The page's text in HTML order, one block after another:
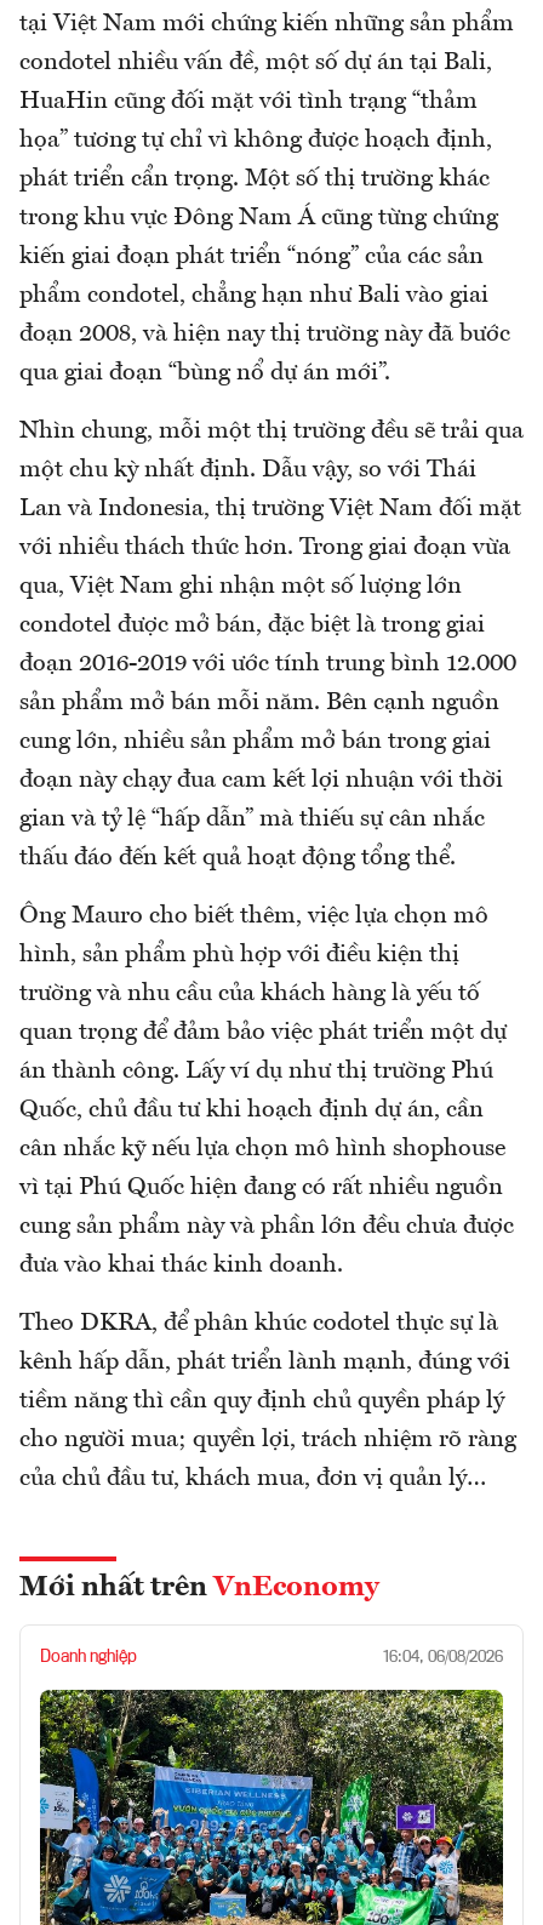
tại Việt Nam mới chứng kiến những sản phẩm
condotel nhiều vấn đề, một số dự án tại Bali,
HuaHin cũng đối mặt với tình trạng “thảm
họa” tương tự chỉ vì không được hoạch định,
phát triển cẩn trọng. Một số thị trường khác
trong khu vực Đông Nam Á cũng từng chứng
kiến giai đoạn phát triển “nóng” của các sản
phẩm condotel, chẳng hạn như Bali vào giai
đoạn 2008, và hiện nay thị trường này đã bước
qua giai đoạn “bùng nổ dự án mới”.
Nhìn chung, mỗi một thị trường đều sẽ trải qua
một chu kỳ nhất định. Dẫu vậy, so với Thái
Lan và Indonesia, thị trường Việt Nam đối mặt
với nhiều thách thức hơn. Trong giai đoạn vừa
qua, Việt Nam ghi nhận một số lượng lớn
condotel được mở bán, đặc biệt là trong giai
đoạn 2016-2019 với ước tính trung bình 12.000
sản phẩm mở bán mỗi năm. Bên cạnh nguồn
cung lớn, nhiều sản phẩm mở bán trong giai
đoạn này chạy đua cam kết lợi nhuận với thời
gian và tỷ lệ “hấp dẫn” mà thiếu sự cân nhắc
thấu đáo đến kết quả hoạt động tổng thể.
Ông Mauro cho biết thêm, việc lựa chọn mô
hình, sản phẩm phù hợp với điều kiện thị
trường và nhu cầu của khách hàng là yếu tố
quan trọng để đảm bảo việc phát triển một dự
án thành công. Lấy ví dụ như thị trường Phú
Quốc, chủ đầu tư khi hoạch định dự án, cần
cân nhắc kỹ nếu lựa chọn mô hình shophouse
vì tại Phú Quốc hiện đang có rất nhiều nguồn
cung sản phẩm này và phần lớn đều chưa được
đưa vào khai thác kinh doanh.
Theo DKRA, để phân khúc codotel thực sự là
kênh hấp dẫn, phát triển lành mạnh, đúng với
tiềm năng thì cần quy định chủ quyền pháp lý
cho người mua; quyền lợi, trách nhiệm rõ ràng
của chủ đầu tư, khách mua, đơn vị quản lý…
Mới nhất trên VnEconomy
Doanh nghiệp 16:04, 06/08/2026